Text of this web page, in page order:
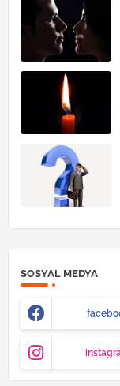
SOSYAL MEDYA